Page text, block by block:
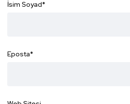
İsim Soyad*
Eposta*